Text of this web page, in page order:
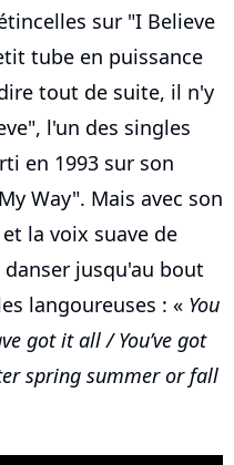
sur "I Believe
tube en puissance
tout de suite, il n'y
l'un des singles
en 1993 sur son
Way". Mais avec son
la voix suave de
jusqu'au bout
langoureuses : « You
got it all / You’ve got
spring summer or fall